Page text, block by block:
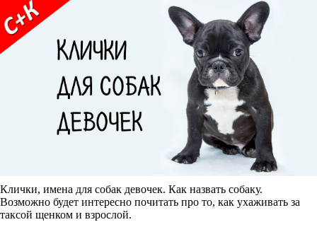
Клички, имена для собак девочек. Как назвать собаку.
Возможно будет интересно почитать про то, как ухаживать за
таксой щенком и взрослой.